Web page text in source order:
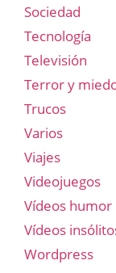
Sociedad
Tecnología
Televisión
Terror y
Trucos
Varios
Viajes
Videojuegos
Vídeos humor
Vídeos
Wordpress